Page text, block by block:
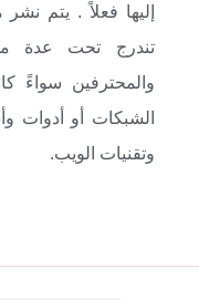
إليها فعلاً . يتم
تندرج تحت عدة
والمحترفين سواءً
الشبكات أو أدوات
وتقنيات الويب.